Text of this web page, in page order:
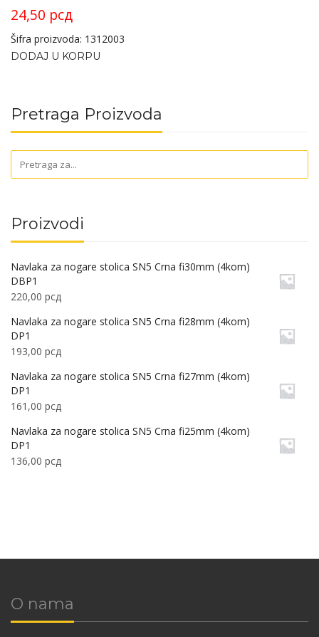
24,50 рсд
Šifra proizvoda: 1312003
DODAJ U KORPU
Pretraga Proizvoda
Proizvodi
Navlaka za nogare stolica SN5 Crna fi30mm (4kom)
DBP1
220,00 рсд
Navlaka za nogare stolica SN5 Crna fi28mm (4kom)
DP1
193,00 рсд
Navlaka za nogare stolica SN5 Crna fi27mm (4kom)
DP1
161,00 рсд
Navlaka za nogare stolica SN5 Crna fi25mm (4kom)
DP1
136,00 рсд
O nama